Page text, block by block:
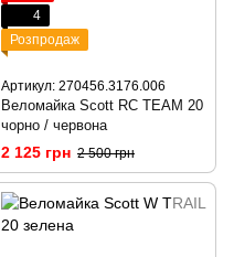
4
Розпродаж
Артикул: 270456.3176.006
Веломайка Scott RC TEAM 20
чорно / червона
2 125 грн 2 500 грн